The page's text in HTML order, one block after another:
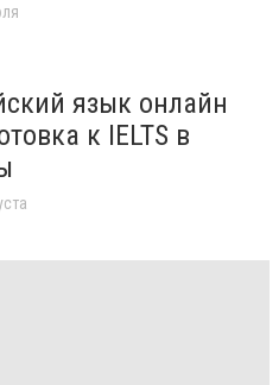
язык онлайн
к IELTS в